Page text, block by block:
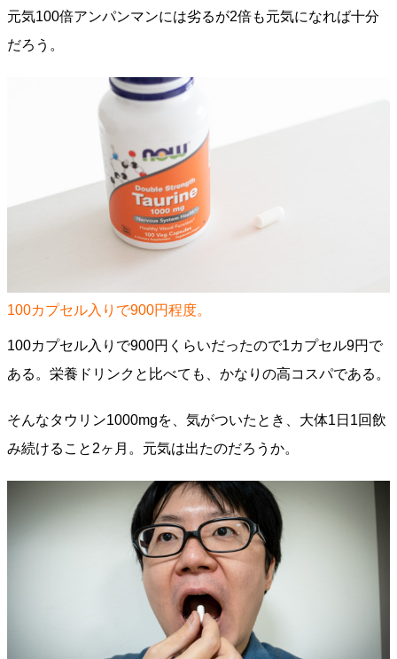
元気100倍アンパンマンには劣るが2倍も元気になれば十分
だろう。
100カプセル入りで900円程度。
100カプセル入りで900円くらいだったので1カプセル9円で
ある。栄養ドリンクと比べても、かなりの高コスパである。
そんなタウリン1000mgを、気がついたとき、大体1日1回飲
み続けること2ヶ月。元気は出たのだろうか。